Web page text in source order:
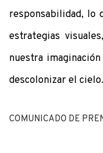
responsabilidad, lo
estrategias
nuestra
descolonizar el cielo.
COMUNICADO DE